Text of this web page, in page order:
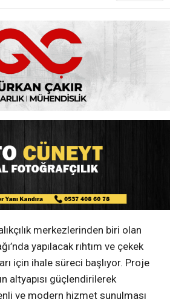
merkezlerinden biri olan
yapılacak rıhtım ve çekek
için ihale süreci başlıyor. Proje
altyapısı güçlendirilerek
ve modern hizmet sunulması